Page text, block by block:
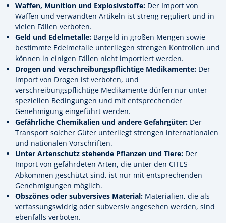
Waffen, Munition und Explosivstoffe: Der Import von
Waffen und verwandten Artikeln ist streng reguliert und in
vielen Fällen verboten.
Geld und Edelmetalle: Bargeld in großen Mengen sowie
bestimmte Edelmetalle unterliegen strengen Kontrollen und
können in einigen Fällen nicht importiert werden.
Drogen und verschreibungspflichtige Medikamente: Der
Import von Drogen ist verboten, und
verschreibungspflichtige Medikamente dürfen nur unter
speziellen Bedingungen und mit entsprechender
Genehmigung eingeführt werden.
Gefährliche Chemikalien und andere Gefahrgüter: Der
Transport solcher Güter unterliegt strengen internationalen
und nationalen Vorschriften.
Unter Artenschutz stehende Pflanzen und Tiere: Der
Import von gefährdeten Arten, die unter den CITES-
Abkommen geschützt sind, ist nur mit entsprechenden
Genehmigungen möglich.
Obszönes oder subversives Material: Materialien, die als
verfassungswidrig oder subversiv angesehen werden, sind
ebenfalls verboten.